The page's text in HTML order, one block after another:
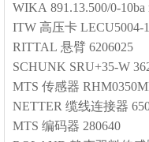
WIKA 891.13.500/0-10ba
ITW 高压卡 LECU5004-
RITTAL 悬臂 6206025
SCHUNK SRU+35-W
MTS 传感器
NETTER 缆线连接器
MTS 编码器 280640